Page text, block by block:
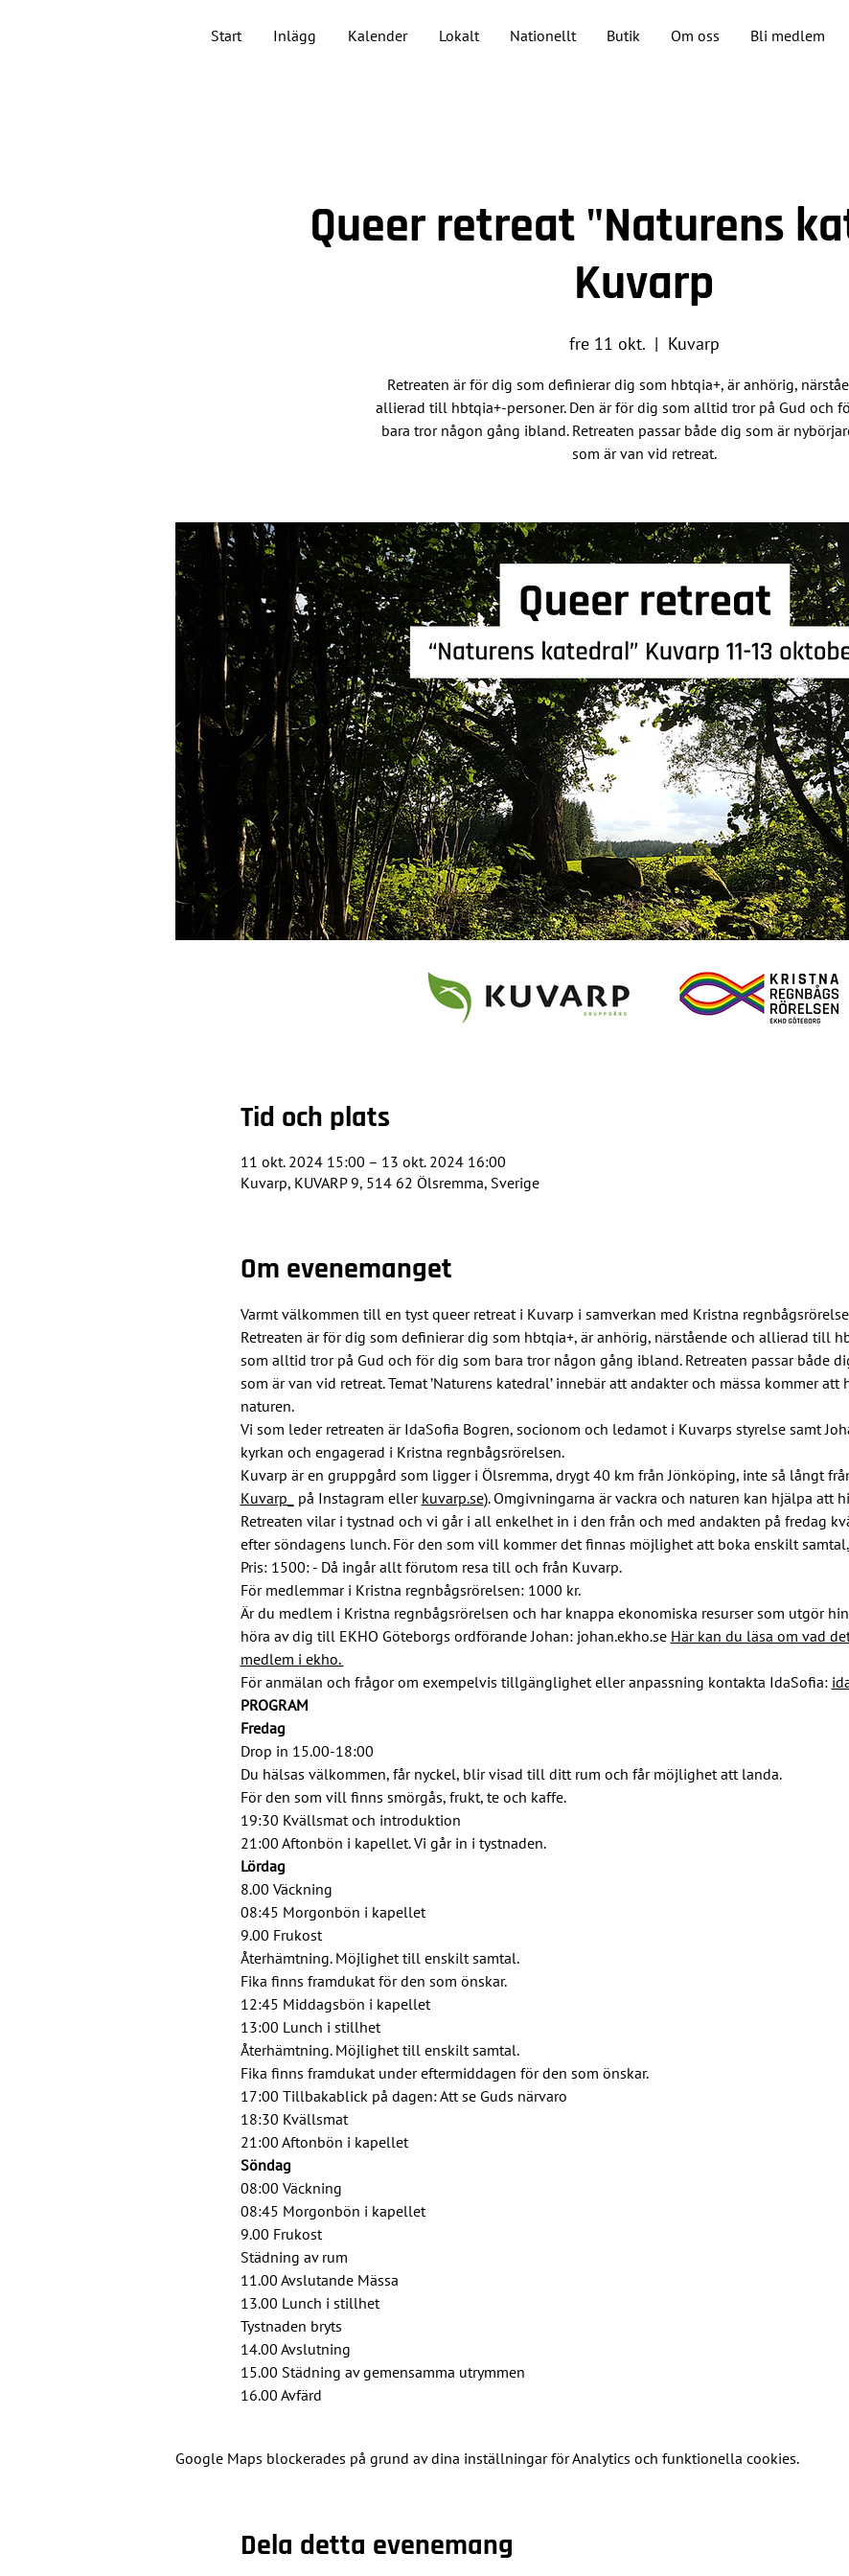
Start Inlägg Kalender Lokalt Nationellt Butik Om oss Bli medlem
Queer retreat "Naturens
Kuvarp
fre 11 okt.
  |
Kuvarp
Retreaten är för dig som definierar dig som hbtqia+, är anhörig,
allierad till hbtqia+-personer. Den är för dig som alltid tror på Gud och
bara tror någon gång ibland. Retreaten passar både dig som är
som är van vid retreat.
Tid och plats
11 okt. 2024 15:00 – 13 okt. 2024 16:00
Kuvarp, KUVARP 9, 514 62 Ölsremma, Sverige
Om evenemanget
Varmt välkommen till en tyst queer retreat i Kuvarp i samverkan med Kristna
Retreaten är för dig som definierar dig som hbtqia+, är anhörig, närstående och allierad till
som alltid tror på Gud och för dig som bara tror någon gång ibland. Retreaten passar både
som är van vid retreat. Temat ’Naturens katedral’ innebär att andakter och mässa kommer
naturen.
Vi som leder retreaten är IdaSofia Bogren, socionom och ledamot i Kuvarps styrelse samt
kyrkan och engagerad i Kristna regnbågsrörelsen.
Kuvarp är en gruppgård som ligger i Ölsremma, drygt 40 km från Jönköping, inte så långt
Kuvarp_
på Instagram eller kuvarp.se). Omgivningarna är vackra och naturen kan hjälpa att
Retreaten vilar i tystnad och vi går i all enkelhet in i den från och med andakten på fredag
efter söndagens lunch. För den som vill kommer det finnas möjlighet att boka enskilt samtal.
Pris: 1500: - Då ingår allt förutom resa till och från Kuvarp.
För medlemmar i Kristna regnbågsrörelsen: 1000 kr.
Är du medlem i Kristna regnbågsrörelsen och har knappa ekonomiska resurser som utgör
höra av dig till EKHO Göteborgs ordförande Johan: johan.ekho.se Här kan du läsa om vad
medlem i ekho.
För anmälan och frågor om exempelvis tillgänglighet eller anpassning kontakta IdaSofia:
PROGRAM
Fredag
Drop in 15.00-18:00
Du hälsas välkommen, får nyckel, blir visad till ditt rum och får möjlighet att landa.
För den som vill finns smörgås, frukt, te och kaffe.
19:30 Kvällsmat och introduktion
21:00 Aftonbön i kapellet. Vi går in i tystnaden.
Lördag
8.00 Väckning
08:45 Morgonbön i kapellet
9.00 Frukost
Återhämtning. Möjlighet till enskilt samtal.
Fika finns framdukat för den som önskar.
12:45 Middagsbön i kapellet
13:00 Lunch i stillhet
Återhämtning. Möjlighet till enskilt samtal.
Fika finns framdukat under eftermiddagen för den som önskar.
17:00 Tillbakablick på dagen: Att se Guds närvaro
18:30 Kvällsmat
21:00 Aftonbön i kapellet
Söndag
08:00 Väckning
08:45 Morgonbön i kapellet
9.00 Frukost
Städning av rum
11.00 Avslutande Mässa
13.00 Lunch i stillhet
Tystnaden bryts
14.00 Avslutning
15.00 Städning av gemensamma utrymmen
16.00 Avfärd
Google Maps blockerades på grund av dina inställningar för Analytics och funktionella cookies.
Dela detta evenemang